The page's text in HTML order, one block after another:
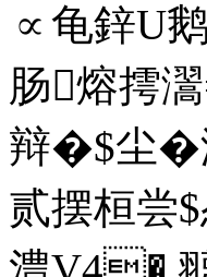
∝龟鋅U
肠熔摴
辩�$尘�
贰摆桓尝